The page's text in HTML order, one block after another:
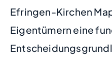
Efringen-Kirchen
Eigentümern eine